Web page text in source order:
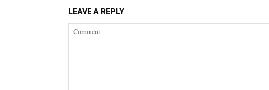
LEAVE A REPLY